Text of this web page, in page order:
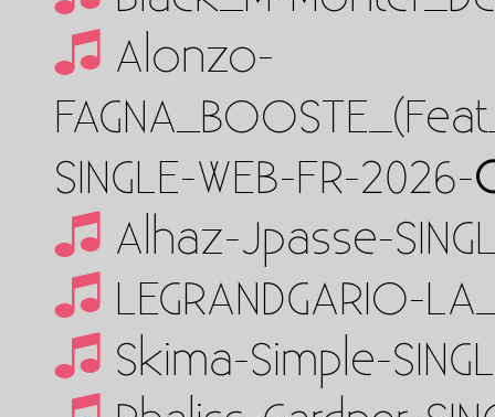
Alonzo-
SINGLE-WEB-FR-2026-
Alhaz-Jpasse-
LEGRANDGARIO-
Skima-Simple-